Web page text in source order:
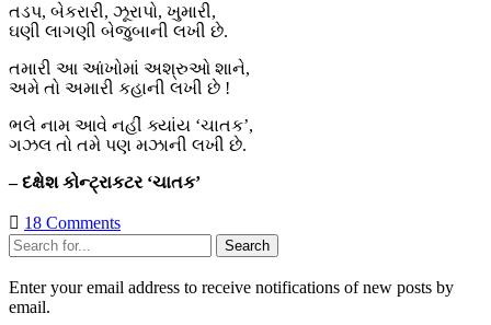
તડપ, બેકરારી, ઝૂરાપો, ખુમારી,
ઘણી લાગણી બેજુબાની લખી છે.
તમારી આ આંખોમાં અશ્રુઓ શાને,
અમે તો અમારી કહાની લખી છે !
ભલે નામ આવે નહીં ક્યાંય ‘ચાતક’,
ગઝલ તો તમે પણ મઝાની લખી છે.
– દક્ષેશ કોન્ટ્રાકટર ‘ચાતક’
18 Comments
Sidebar
Search
Enter your email address to receive notifications of new posts by
email.